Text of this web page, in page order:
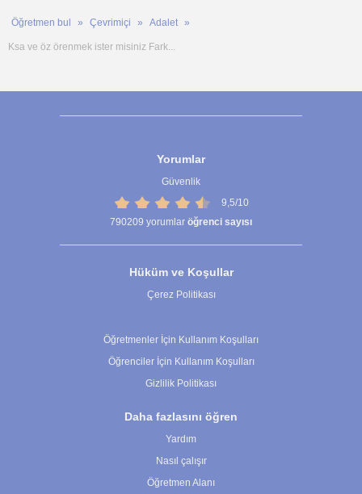
Öğretmen bul Çevrimiçi Adalet
Ksa ve öz örenmek ister misiniz Fark...
Yorumlar
Güvenlik
9,5/10
790209 yorumlar öğrenci sayısı
Hüküm ve Koşullar
Çerez Politikası
Öğretmenler İçin Kullanım Koşulları
Öğrenciler İçin Kullanım Koşulları
Gizlilik Politikası
Daha fazlasını öğren
Yardım
Nasıl çalışır
Öğretmen Alanı